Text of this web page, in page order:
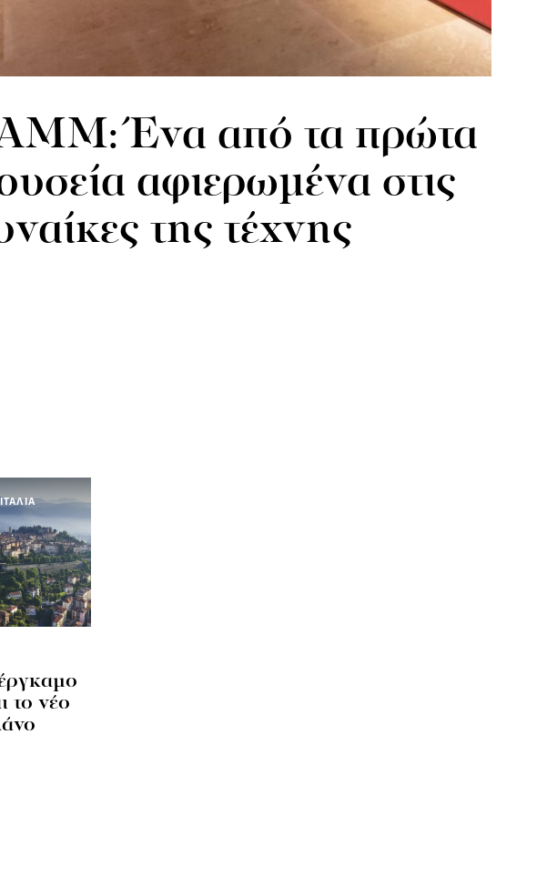
Ένα από τα πρώτα
αφιερωμένα στις
της τέχνης
το νέο
ΙΤΑΛΙΑ